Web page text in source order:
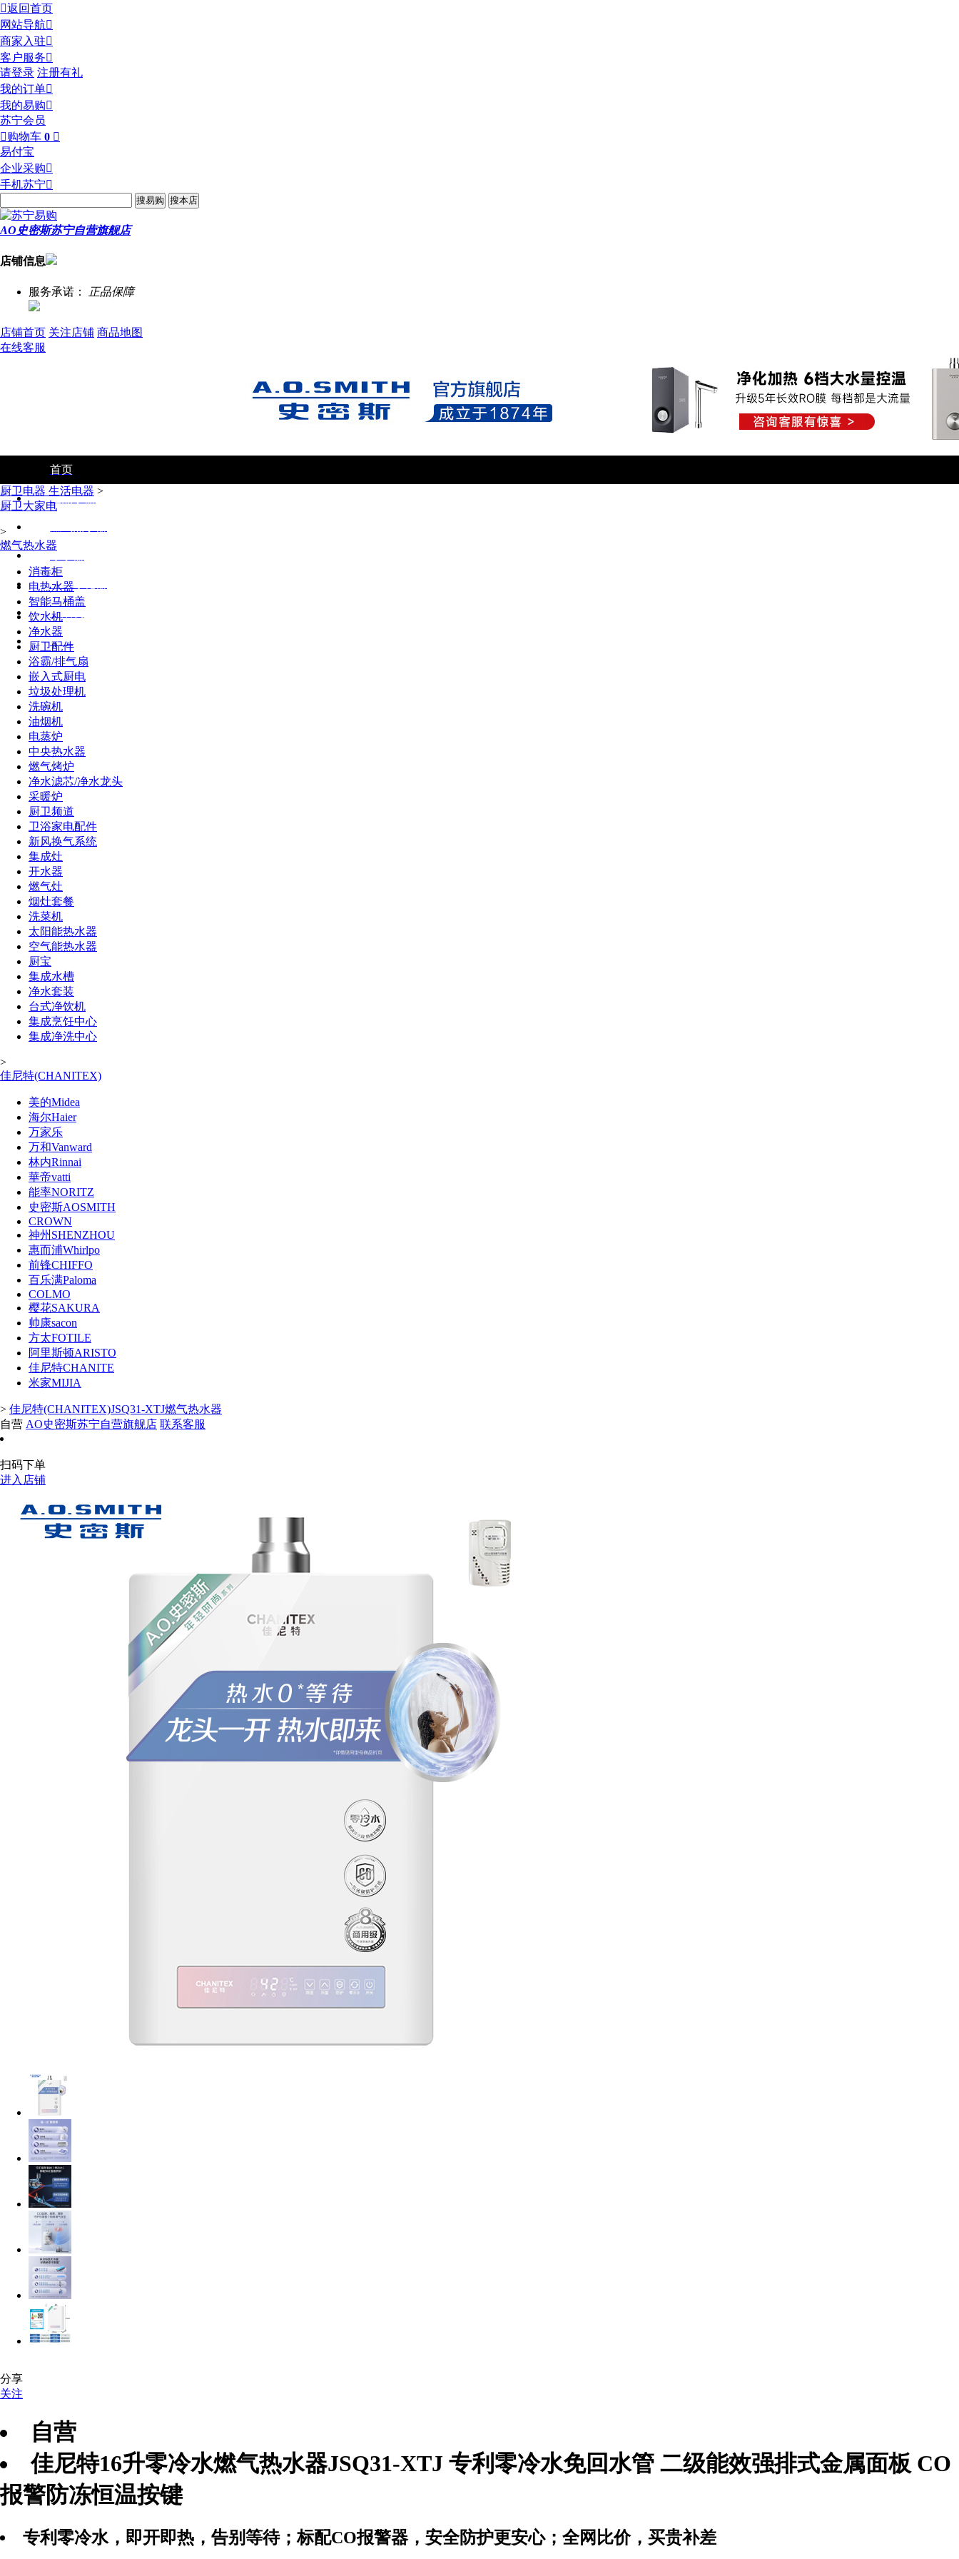
返回首页
网站导航
商家入驻
客户服务
请登录 注册有礼
我的订单
我的易购
苏宁会员
购物车 0 
易付宝
企业采购
手机苏宁
AO史密斯苏宁自营旗舰店
店铺信息
服务承诺： 正品保障
店铺首页 关注店铺 商品地图
在线客服
首页
电热水器
空气净化器
油烟机
厨宝
厨卫电器 生活电器 >
厨卫大家电
>
燃气热水器
消毒柜
电热水器
智能马桶盖
饮水机
净水器
厨卫配件
浴霸/排气扇
嵌入式厨电
垃圾处理机
洗碗机
油烟机
电蒸炉
中央热水器
燃气烤炉
净水滤芯/净水龙头
采暖炉
厨卫频道
卫浴家电配件
新风换气系统
集成灶
开水器
燃气灶
烟灶套餐
洗菜机
太阳能热水器
空气能热水器
厨宝
集成水槽
净水套装
台式净饮机
集成烹饪中心
集成净洗中心
>
佳尼特(CHANITEX)
美的Midea
海尔Haier
万家乐
万和Vanward
林内Rinnai
華帝vatti
能率NORITZ
史密斯AOSMITH
CROWN
神州SHENZHOU
惠而浦Whirlpo
前锋CHIFFO
百乐满Paloma
COLMO
樱花SAKURA
帅康sacon
方太FOTILE
阿里斯顿ARISTO
佳尼特CHANITE
米家MIJIA
> 佳尼特(CHANITEX)JSQ31-XTJ燃气热水器
自营 AO史密斯苏宁自营旗舰店 联系客服
扫码下单
进入店铺
分享
关注
自营
佳尼特16升零冷水燃气热水器JSQ31-XTJ 专利零冷水免回水管 二级能效强排式金属面板 CO
报警防冻恒温按键
专利零冷水，即开即热，告别等待；标配CO报警器，安全防护更安心；全网比价，买贵补差